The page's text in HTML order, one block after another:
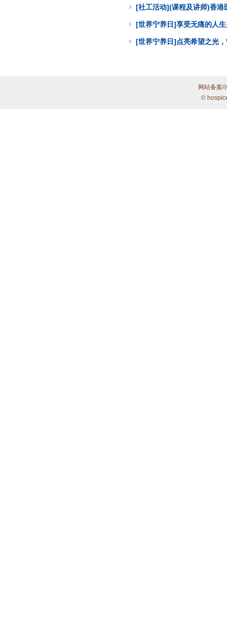
[社工活动](课程及讲师)香
[世界宁养日]享受无痛的人
[世界宁养日]点亮希望之光
网站备案/
©